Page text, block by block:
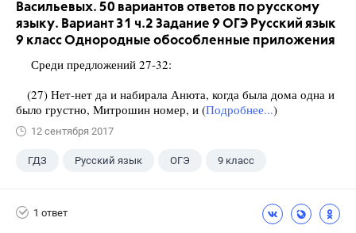
Васильевых. 50 вариантов ответов по русскому
языку. Вариант 31 ч.2 Задание 9 ОГЭ Русский язык
9 класс Однородные обособленные приложения
Среди предложений 27-32:
(27) Нет-нет да и набирала Анюта, когда была дома одна и
было грустно, Митрошин номер, и (Подробнее...)
12 сентября 2017
ГДЗ Русский язык ОГЭ 9 класс
1 ответ